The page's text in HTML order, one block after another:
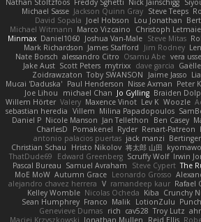
Nathan Stoltzfoos Freddy Sghetti Nick Jainschigg
Michael Sasse Jackson Quinn Gray Steve Teeps
David Sopala Joel Hobson Lou Jonathan
Michael Witmann Marco Vizcaino Christoph
Minmax Daniel1060 Joshua Van-Male Steve Mitas
Mark Richardson James Stafford Jim Rodney
Nate Borsch alessandro Citro Osamu Abe vera
Jake Aust Scott Peters mytrixx dave garcia
Zoidrawzaton Toby SWANSON Jaime Jasso
Mucai 'Daduska' Paul Henderson Nisse Axman Peter
Joe Lihou
michael Chan Jo Gylling Braiden
Willem Hörter Valery Maxence Vinot Lev K Woozle
sebastian heredia Villem Milina Papadopoulos
Daniel P Nicole Manson Jan Tellethon Ben Casey
CharlesD
Pomakenel Ryder Renart-Patreon
antonio palacios puertas jack manzi Bertinger
Christian Schau
Hristo Nikolov 将太郎 山田
ThatDude69
Edward Greenberg Scruffy Wolf Irwin
Pascal Bureau Samuel Avraham Steve Cypert The
MoE MoW Autumn Grace Leonardo Grosso
alejandro chavez herrera V ramandeep kaur Rafael
Kelley Womble Nicolas Ocheda Kiba Crunchy
Sean Humphrey Franco Malik LotionZulu
Genevieve Dumas rich cav528 Troy Lutz
Maciej Krzyszkowski Jonathan Mullen Reid Ellis